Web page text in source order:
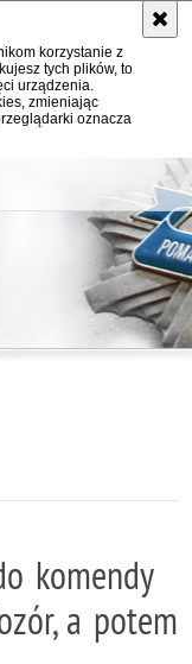
korzystanie z
tych plików, to
urządzenia.
zmieniając
oznacza
komendy
a potem